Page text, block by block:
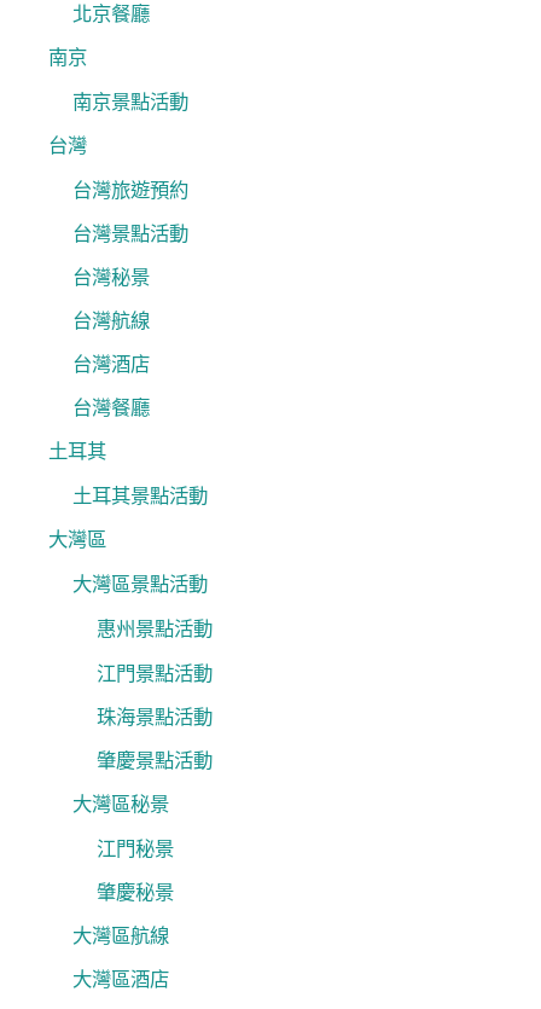
北京餐廳
南京
南京景點活動
台灣
台灣旅遊預約
台灣景點活動
台灣秘景
台灣航線
台灣酒店
台灣餐廳
土耳其
土耳其景點活動
大灣區
大灣區景點活動
惠州景點活動
江門景點活動
珠海景點活動
肇慶景點活動
大灣區秘景
江門秘景
肇慶秘景
大灣區航線
大灣區酒店